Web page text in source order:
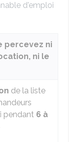
d'emploi
percevez ni
ni le
de la liste
pendant 6 à